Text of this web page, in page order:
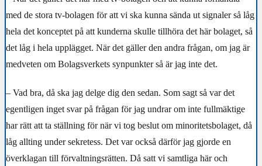
med de stora tv-bolagen för att vi ska kunna sända ut signaler så låg
hela det konceptet på att kunderna skulle tillhöra det här bolaget, så
det låg i hela upplägget. När det gäller den andra frågan, om jag är
medveten om Bolagsverkets synpunkter så är jag inte det.
– Vad bra, då ska jag delge dig den sedan. Som sagt så var det
egentligen inget svar på frågan för jag undrar om inte fullmäktige
har rätt att ta ställning för när vi tog beslut om minoritetsbolaget, då
låg allting under sekretess. Det var också därför jag gjorde en
överklagan till förvaltningsrätten. Då satt vi samtliga här och